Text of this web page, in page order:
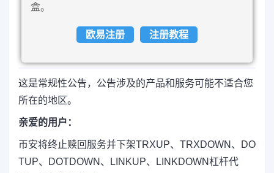
盒。
欧易注册 注册教程
这是常规性公告，公告涉及的产品和服务可能不适合您
所在的地区。
亲爱的用户：
币安将终止赎回服务并下架TRXUP、TRXDOWN、DO
TUP、DOTDOWN、LINKUP、LINKDOWN杠杆代